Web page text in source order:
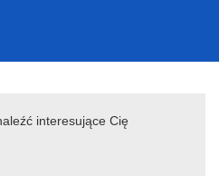
interesujące Cię